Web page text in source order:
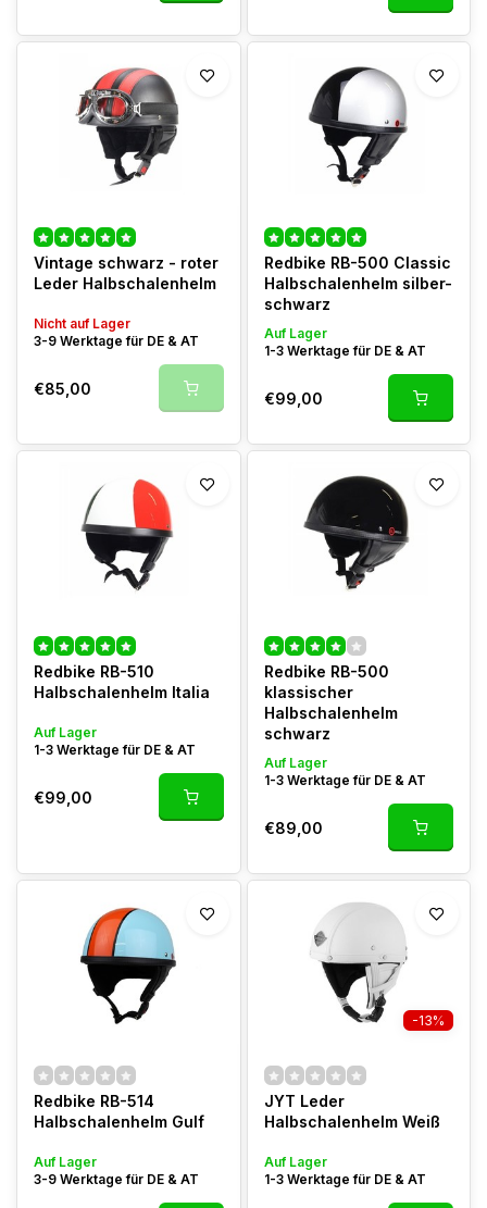
Vintage schwarz - roter
Leder Halbschalenhelm
Nicht auf Lager
3-9 Werktage für DE & AT
€85,00
Redbike RB-500 Classic
Halbschalenhelm silber-
schwarz
Auf Lager
1-3 Werktage für DE & AT
€99,00
Redbike RB-510
Halbschalenhelm Italia
Auf Lager
1-3 Werktage für DE & AT
€99,00
Redbike RB-500
klassischer
Halbschalenhelm
schwarz
Auf Lager
1-3 Werktage für DE & AT
€89,00
Redbike RB-514
Halbschalenhelm Gulf
Auf Lager
3-9 Werktage für DE & AT
-13%
JYT Leder
Halbschalenhelm Weiß
Auf Lager
1-3 Werktage für DE & AT